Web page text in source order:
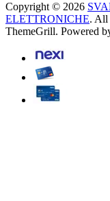
Copyright © 2026
ELETTRONICHE. All
ThemeGrill. Powered